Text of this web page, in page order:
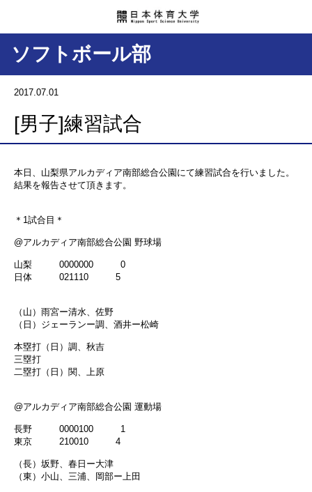
ソフトボール部
2017.07.01
[男子]練習試合
本日、山梨県アルカディア南部総合公園にて練習試合を行いました。
結果を報告させて頂きます。
＊1試合目＊
@アルカディア南部総合公園 野球場
山梨 0000000 0
日体 021110 5
（山）雨宮ー清水、佐野
（日）ジェーランー調、酒井ー松崎
本塁打（日）調、秋吉
三塁打
二塁打（日）関、上原
@アルカディア南部総合公園 運動場
長野 0000100 1
東京 210010 4
（長）坂野、春日ー大津
（東）小山、三浦、岡部ー上田